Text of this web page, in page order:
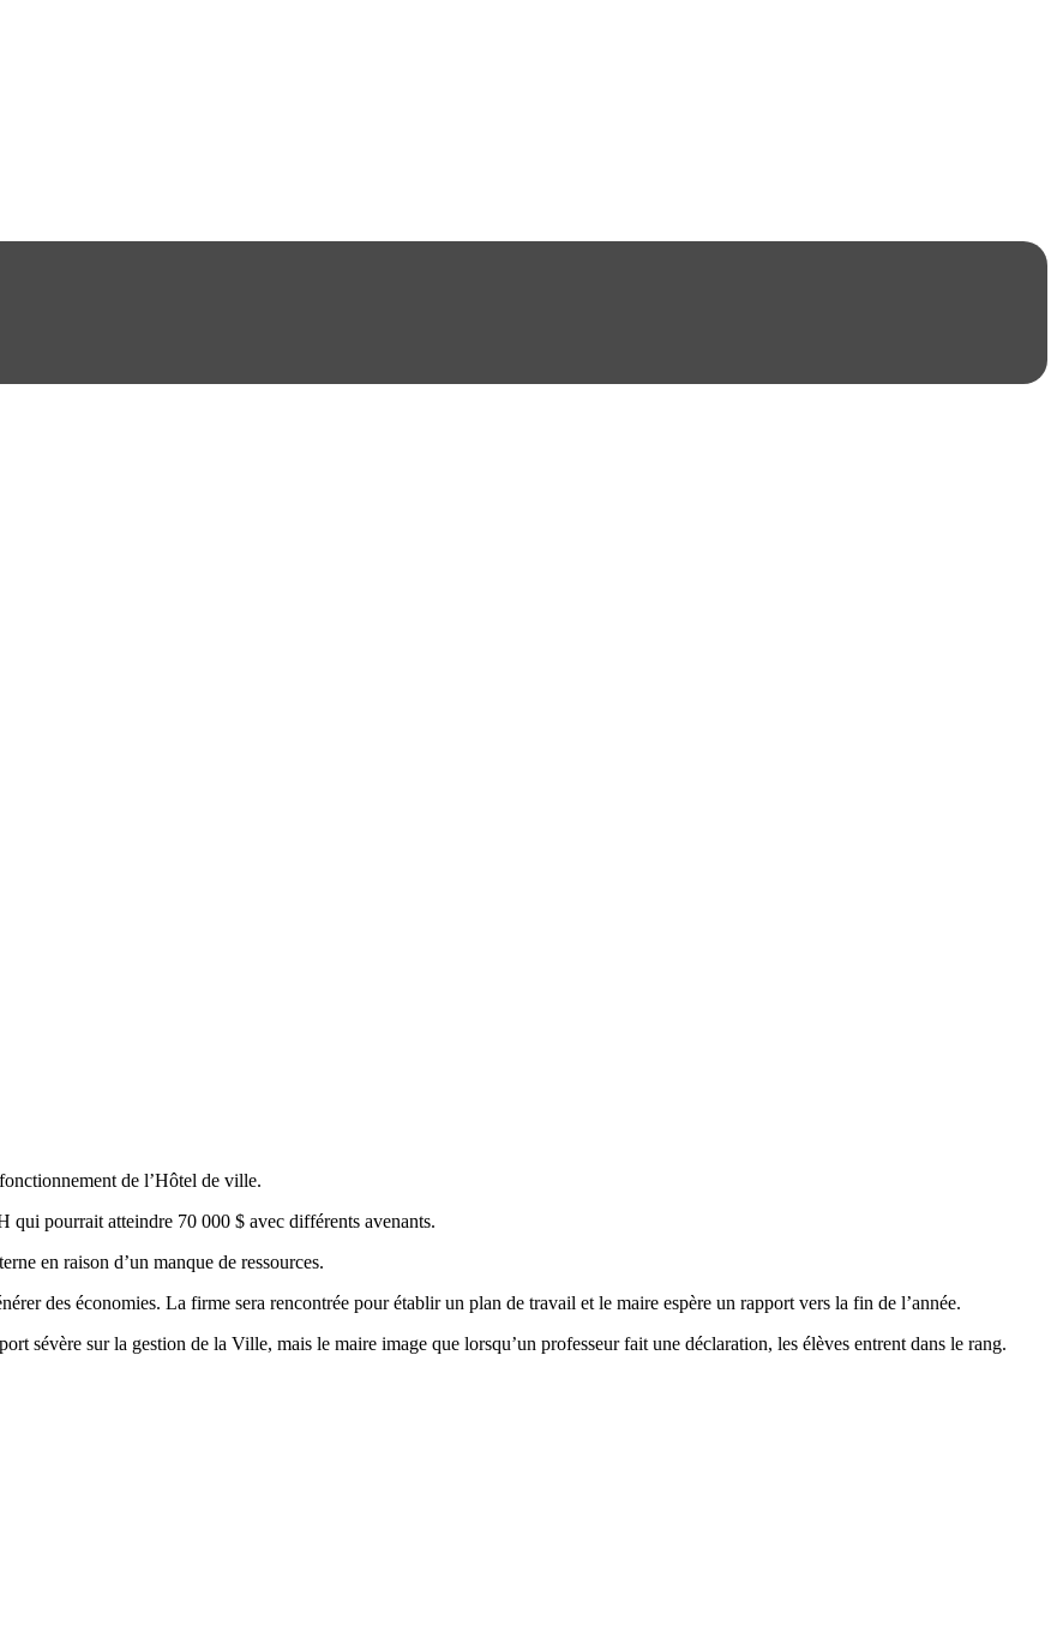
de l’Hôtel de ville.
pourrait atteindre 70 000 $ avec différents avenants.
en raison d’un manque de ressources.
des économies. La firme sera rencontrée pour établir un plan de travail et le maire espère un rapport vers la fin de l’année.
sévère sur la gestion de la Ville, mais le maire image que lorsqu’un professeur fait une déclaration, les élèves entrent dans le rang.